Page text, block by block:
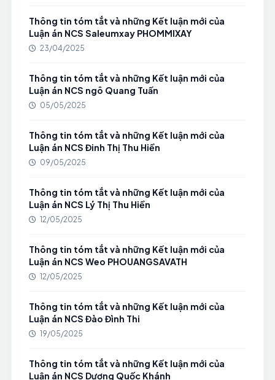
Thông tin tóm tắt và những Kết luận mới của
Luận án NCS Saleumxay PHOMMIXAY
23/04/2025
Thông tin tóm tắt và những Kết luận mới của
Luận án NCS ngô Quang Tuấn
05/05/2025
Thông tin tóm tắt và những Kết luận mới của
Luận án NCS Đinh Thị Thu Hiền
09/05/2025
Thông tin tóm tắt và những Kết luận mới của
Luận án NCS Lý Thị Thu Hiền
12/05/2025
Thông tin tóm tắt và những Kết luận mới của
Luận án NCS Weo PHOUANGSAVATH
12/05/2025
Thông tin tóm tắt và những Kết luận mới của
Luận án NCS Đào Đình Thi
19/05/2025
Thông tin tóm tắt và những Kết luận mới của
Luận án NCS Dương Quốc Khánh